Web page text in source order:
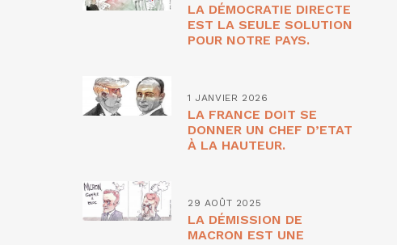
LA DÉMOCRATIE DIRECTE
EST LA SEULE SOLUTION
POUR NOTRE PAYS.
1 JANVIER 2026
LA FRANCE DOIT SE
DONNER UN CHEF D’ETAT
À LA HAUTEUR.
29 AOÛT 2025
LA DÉMISSION DE
MACRON EST UNE